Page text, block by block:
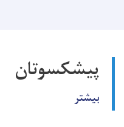
پیشکسوتان
بیشتر